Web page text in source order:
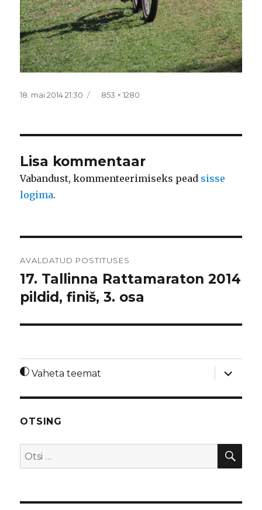
Postitatud
18. mai 2014 21:30 Täissuurus
853 × 1280
Lisa kommentaar
Vabandust, kommenteerimiseks pead sisse
logima.
AVALDATUD POSTITUSES
17. Tallinna Rattamaraton 2014
pildid, finiš, 3. osa
Vaheta teemat
laienda
OTSING
Otsi: